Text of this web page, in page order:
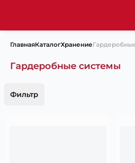
ГлавнаяКаталогХранение
Гардеробные системы
Фильтр